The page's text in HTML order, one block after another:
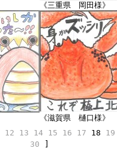
《三重県 岡田様》
《滋賀県 樋口様》
12 13 14 15 16 17 18 19
30